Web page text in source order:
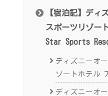
【宿泊記】ディ
スポーツリゾ
Star Sports
ディズニーオ
ゾートホテル
ディズニーオ